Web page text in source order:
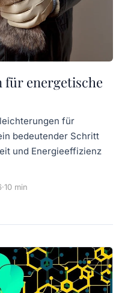
energetische
für
bedeutender Schritt
und Energieeffizienz
·10 min